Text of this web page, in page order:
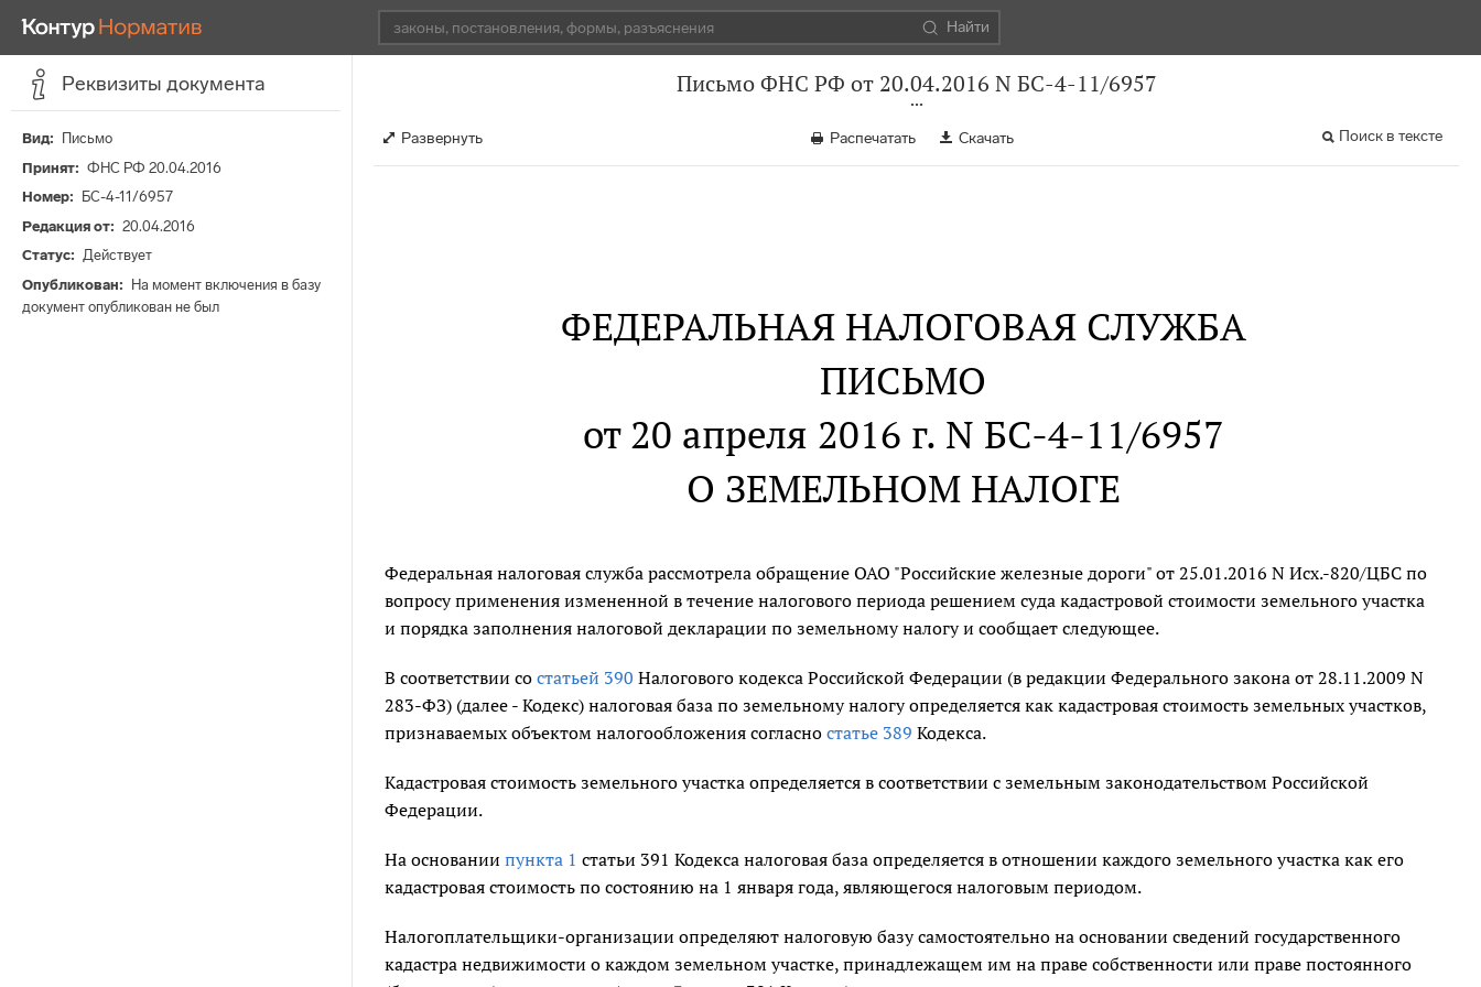
Найти
Реквизиты документа
Вид
Письмо
Принят
ФНС РФ 20.04.2016
Номер
БС-4-11/6957
Редакция от
20.04.2016
Статус
Действует
Опубликован
На момент включения в базу
документ опубликован не был
Письмо ФНС РФ от 20.04.2016 N БС-4-11/6957
Развернуть Распечатать Скачать Поиск в тексте
ФЕДЕРАЛЬНАЯ НАЛОГОВАЯ СЛУЖБА
ПИСЬМО
от 20 апреля 2016 г. N БС-4-11/6957
О ЗЕМЕЛЬНОМ НАЛОГЕ
Федеральная налоговая служба рассмотрела обращение ОАО "Российские железные дороги" от 25.01.2016 N Исх.-820/ЦБС по
вопросу применения измененной в течение налогового периода решением суда кадастровой стоимости земельного участка
и порядка заполнения налоговой декларации по земельному налогу и сообщает следующее.
В соответствии со статьей 390 Налогового кодекса Российской Федерации (в редакции Федерального закона от 28.11.2009 N
283-ФЗ) (далее - Кодекс) налоговая база по земельному налогу определяется как кадастровая стоимость земельных участков,
признаваемых объектом налогообложения согласно статье 389 Кодекса.
Кадастровая стоимость земельного участка определяется в соответствии с земельным законодательством Российской
Федерации.
На основании пункта 1 статьи 391 Кодекса налоговая база определяется в отношении каждого земельного участка как его
кадастровая стоимость по состоянию на 1 января года, являющегося налоговым периодом.
Налогоплательщики-организации определяют налоговую базу самостоятельно на основании сведений государственного
кадастра недвижимости о каждом земельном участке, принадлежащем им на праве собственности или праве постоянного